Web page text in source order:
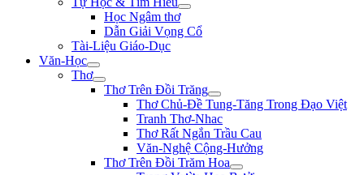
Học Ngâm thơ
Dẫn Giải Vọng Cổ
Tài-Liệu Giáo-Dục
Văn-Học
Thơ
Thơ Trên Đồi Trăng
Thơ Chủ-Đề Tung-Tăng Trong Đạo Việt
Tranh Thơ-Nhac
Thơ Rất Ngắn Trầu Cau
Văn-Nghệ Cộng-Hưởng
Thơ Trên Đồi Trăm Hoa